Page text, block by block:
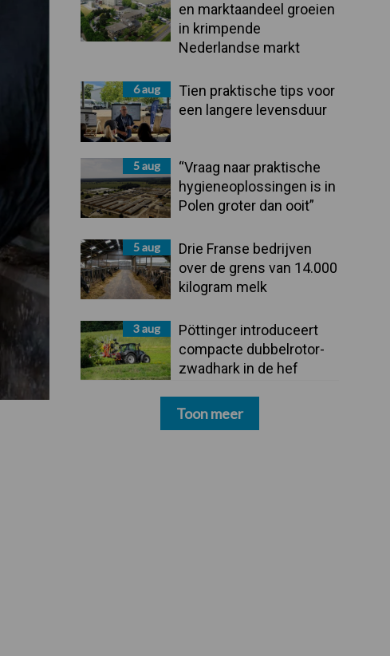
en marktaandeel groeien
in krimpende
Nederlandse markt
6 aug
Tien praktische tips voor
een langere levensduur
5 aug
“Vraag naar praktische
hygieneoplossingen is in
Polen groter dan ooit”
5 aug
Drie Franse bedrijven
over de grens van 14.000
kilogram melk
3 aug
Pöttinger introduceert
compacte dubbelrotor-
zwadhark in de hef
Toon meer